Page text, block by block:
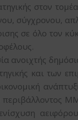
στον
σύγχρονου,
σε όλο τον
ανοιχτής
και των